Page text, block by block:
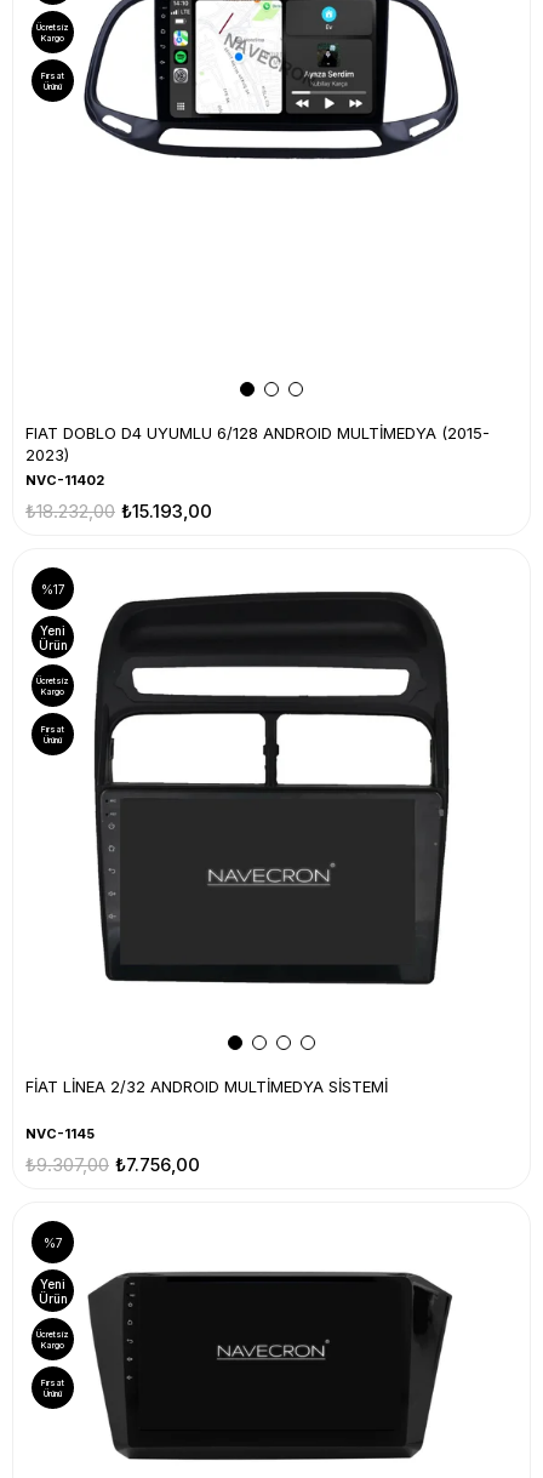
FIAT DOBLO D4 UYUMLU 6/128 ANDROID MULTİMEDYA (2015-
2023)
NVC-11402
₺15.193,00
₺18.232,00
Ücretsiz
Kargo
Fırsat
Ürünü
FİAT LİNEA 2/32 ANDROID MULTİMEDYA SİSTEMİ
NVC-1145
₺7.756,00
₺9.307,00
%17
Yeni
Ürün
Ücretsiz
Kargo
Fırsat
Ürünü
%7
Yeni
Ürün
Ücretsiz
Kargo
Fırsat
Ürünü